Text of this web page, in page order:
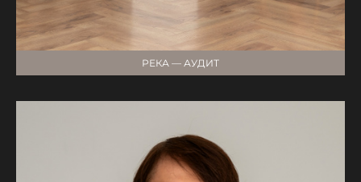
РЕКА — АУДИТ